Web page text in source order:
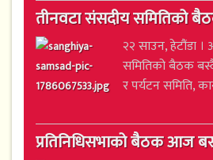
तीनवटा संसदीय समितिको
२२ साउन, हेटौंडा
समितिको बैठक
र पर्यटन समिति,
प्रतिनिधिसभाको बैठक आज